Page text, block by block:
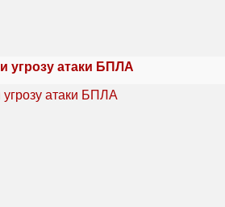
угрозу атаки БПЛА